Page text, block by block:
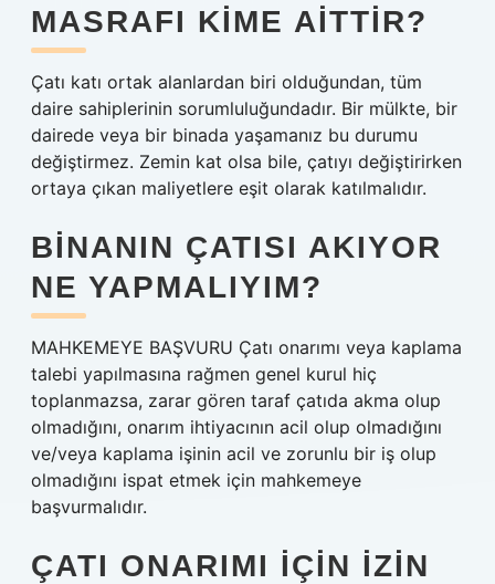
MASRAFI KIME AITTIR?
Çatı katı ortak alanlardan biri olduğundan, tüm
daire sahiplerinin sorumluluğundadır. Bir mülkte, bir
dairede veya bir binada yaşamanız bu durumu
değiştirmez. Zemin kat olsa bile, çatıyı değiştirirken
ortaya çıkan maliyetlere eşit olarak katılmalıdır.
BINANIN ÇATISI AKIYOR
NE YAPMALIYIM?
MAHKEMEYE BAŞVURU Çatı onarımı veya kaplama
talebi yapılmasına rağmen genel kurul hiç
toplanmazsa, zarar gören taraf çatıda akma olup
olmadığını, onarım ihtiyacının acil olup olmadığını
ve/veya kaplama işinin acil ve zorunlu bir iş olup
olmadığını ispat etmek için mahkemeye
başvurmalıdır.
ÇATI ONARIMI IÇIN IZIN